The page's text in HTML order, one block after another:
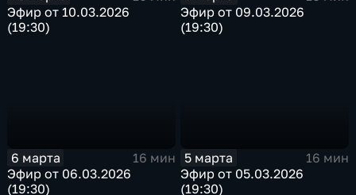
Эфир от 10.03.2026
(19:30)
Эфир от 09.03.2026
(19:30)
6 марта
16 мин
Эфир от 06.03.2026
(19:30)
5 марта
16 мин
Эфир от 05.03.2026
(19:30)